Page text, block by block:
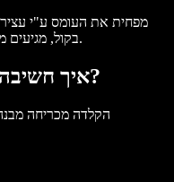
בקול, מגיעים מהר יותר לבהירות ופחות משימות מיותרות.
איך חשיבה קולית משנה פרודוקטיביות?
הקלדה מכריחה